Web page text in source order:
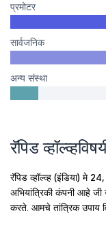
प्रमोटर
सार्वजनिक
अन्य संस्था
रॅपिड
रॅपिड व्हॉल्व्ह (इंडिया) मे
अभियांत्रिकी कंपनी आहे जी
करते. आमचे तांत्रिक उपाय